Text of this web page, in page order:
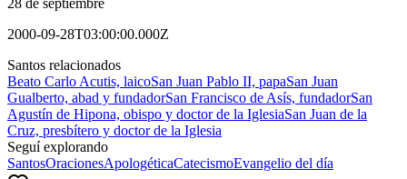
2000-09-28T03:00:00.000Z
Santos relacionados
Beato Carlo Acutis, laicoSan Juan Pablo II, papaSan Juan
Gualberto, abad y fundadorSan Francisco de Asís, fundadorSan
Agustín de Hipona, obispo y doctor de la IglesiaSan Juan de la
Cruz, presbítero y doctor de la Iglesia
Seguí explorando
SantosOracionesApologéticaCatecismoEvangelio del día